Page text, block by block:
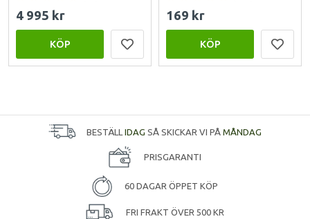
4 995 kr
KÖP
169 kr
KÖP
BESTÄLL IDAG SÅ SKICKAR VI PÅ MÅNDAG
PRISGARANTI
60 DAGAR ÖPPET KÖP
FRI FRAKT ÖVER 500 KR